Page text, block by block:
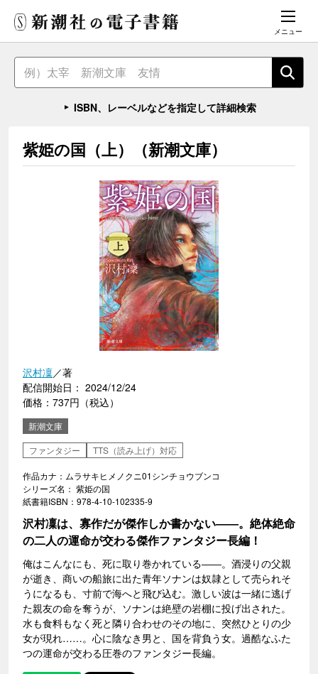
メニュー
ISBN、レーベルなどを指定して詳細検索
紫姫の国（上）（新潮文庫）
沢村凜／著
配信開始日： 2024/12/24
価格：737円（税込）
新潮文庫
ファンタジー
TTS（読み上げ）対応
作品カナ：ムラサキヒメノクニ01シンチョウブンコ
シリーズ名： 紫姫の国
紙書籍ISBN：978-4-10-102335-9
沢村凜は、寡作だが傑作しか書かない――。絶体絶命
の二人の運命が交わる傑作ファンタジー長編！
俺はこんなにも、死に取り巻かれている――。酒浸りの父親
が逝き、商いの船旅に出た青年ソナンは奴隷として売られそ
うになるも、寸前で海へと飛び込む。激しい波は一緒に逃げ
た親友の命を奪うが、ソナンは絶壁の岩棚に投げ出された。
水も食料もなく死と隣り合わせのその地に、突然ひとりの少
女が現れ……。心に陰なき男と、国を背負う女。過酷なふた
つの運命が交わる圧巻のファンタジー長編。